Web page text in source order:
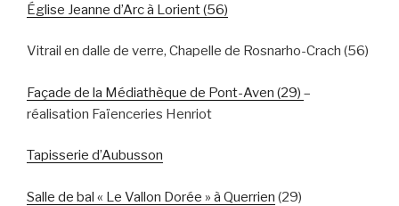
Église Jeanne d’Arc à Lorient (56)
Vitrail en dalle de verre, Chapelle de Rosnarho-Crach (56)
Façade de la Médiathèque de Pont-Aven (29) –
réalisation Faïenceries Henriot
Tapisserie d’Aubusson
Salle de bal « Le Vallon Dorée » à Querrien (29)